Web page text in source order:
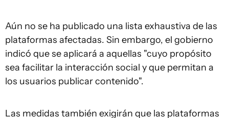
Aún no se ha publicado una lista exhaustiva de las
plataformas afectadas. Sin embargo, el gobierno
indicó que se aplicará a aquellas "cuyo propósito
sea facilitar la interacción social y que permitan a
los usuarios publicar contenido".
Las medidas también exigirán que las plataformas